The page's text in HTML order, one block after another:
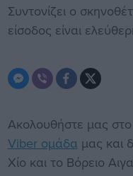
Συντονίζει ο
είσοδος είναι
Ακολουθήστε μας στο
Viber ομάδα μας και
Χίο και το Βόρειο